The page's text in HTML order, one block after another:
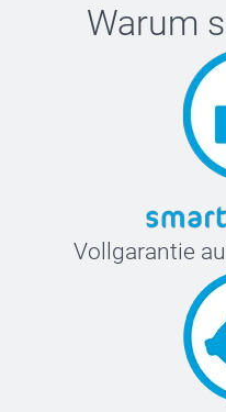
Warum
Vollgarantie